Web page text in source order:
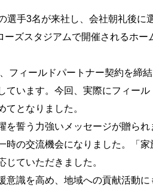
選手3名が来社し、会社朝礼後に
ズスタジアムで開催されるホー
ィールドパートナー契約を締結
ています。今回、実際にフィール
となりました。
を誓う力強いメッセージが贈られ
時の交流機会になりました。「家
ていただきました。
意識を高め、地域への貢献活動に